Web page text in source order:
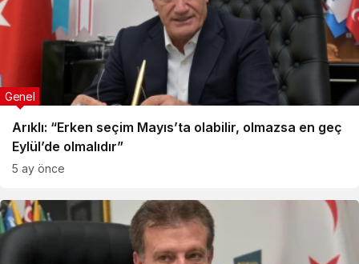
Arıklı: “Erken seçim Mayıs’ta olabilir, olmazsa en geç
Eylül’de olmalıdır”
Genel
5 ay önce